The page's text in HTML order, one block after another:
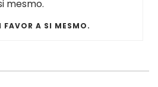
FAVOR A SI MESMO.